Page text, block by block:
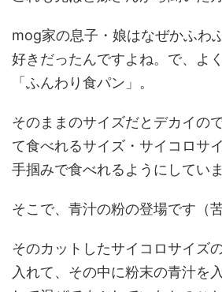
mog家の息子・娘はなぜかふわ
好きだったんですよね。で、よ
「ふんわり食パン」。
そのままのサイズだとデカイの
て食べれるサイズ・サイコロサ
手掴みで食べれるようにしていま
そこで、青汁の粉の登場です（苦
そのカットしたサイコロサイズ
入れて、その中に粉末の青汁を